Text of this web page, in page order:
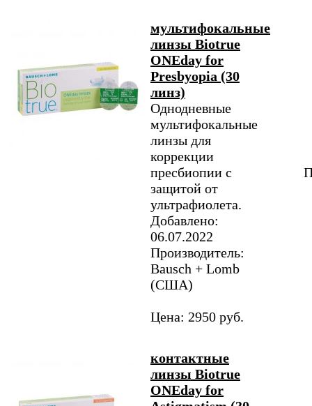
мультифокальные
линзы Biotrue
ONEday for
Presbyopia (30
линз)
Однодневные
мультифокальные
линзы для
коррекции
пресбиопии с
защитой от
ультрафиолета.
Добавлено:
06.07.2022
Производитель:
Bausch + Lomb
(США)
Цена: 2950 руб.
контактные
линзы Biotrue
ONEday for